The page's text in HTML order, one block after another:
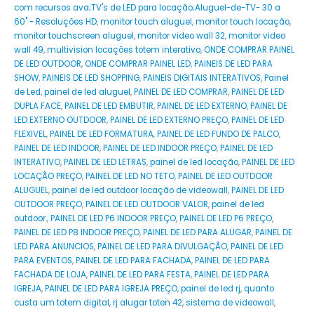
com recursos ava;TV's de LED para locação;Aluguel-de-TV- 30 a
60" - Resoluções HD,monitor touch aluguel,monitor touch locação,
monitor touchscreen aluguel,monitor video wall 32,monitor video
wall 49,multivision locações totem interativo,ONDE COMPRAR PAINEL
DE LED OUTDOOR,ONDE COMPRAR PAINEL LED,PAINEIS DE LED PARA
SHOW,PAINEIS DE LED SHOPPING,PAINEIS DIGITAIS INTERATIVOS,Painel
de Led,painel de led aluguel,PAINEL DE LED COMPRAR,PAINEL DE LED
DUPLA FACE,PAINEL DE LED EMBUTIR,PAINEL DE LED EXTERNO,PAINEL DE
LED EXTERNO OUTDOOR,PAINEL DE LED EXTERNO PREÇO,PAINEL DE LED
FLEXIVEL,PAINEL DE LED FORMATURA,PAINEL DE LED FUNDO DE PALCO,
PAINEL DE LED INDOOR,PAINEL DE LED INDOOR PREÇO,PAINEL DE LED
INTERATIVO,PAINEL DE LED LETRAS,painel de led locação,PAINEL DE LED
LOCAÇÃO PREÇO,PAINEL DE LED NO TETO,PAINEL DE LED OUTDOOR
ALUGUEL,painel de led outdoor locação de videowall,PAINEL DE LED
OUTDOOR PREÇO,PAINEL DE LED OUTDOOR VALOR,painel de led
outdoor.,PAINEL DE LED P6 INDOOR PREÇO,PAINEL DE LED P6 PREÇO,
PAINEL DE LED P8 INDOOR PREÇO,PAINEL DE LED PARA ALUGAR,PAINEL DE
LED PARA ANUNCIOS,PAINEL DE LED PARA DIVULGAÇÃO,PAINEL DE LED
PARA EVENTOS,PAINEL DE LED PARA FACHADA,PAINEL DE LED PARA
FACHADA DE LOJA,PAINEL DE LED PARA FESTA,PAINEL DE LED PARA
IGREJA,PAINEL DE LED PARA IGREJA PREÇO,painel de led rj,quanto
custa um totem digital,rj alugar toten 42,sistema de videowall,